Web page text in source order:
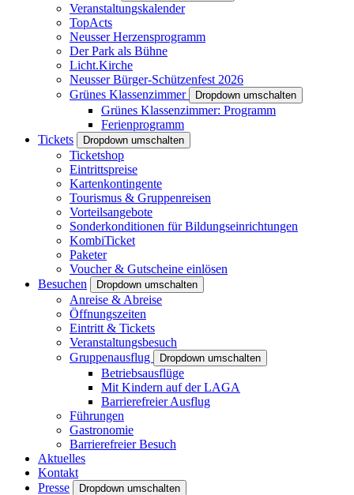
Veranstaltungskalender
TopActs
Neusser Herzensprogramm
Der Park als Bühne
Licht.Kirche
Neusser Bürger-Schützenfest 2026
Grünes Klassenzimmer
Dropdown umschalten
Grünes Klassenzimmer: Programm
Ferienprogramm
Tickets
Dropdown umschalten
Ticketshop
Eintrittspreise
Kartenkontingente
Tourismus & Gruppenreisen
Vorteilsangebote
Sonderkonditionen für Bildungseinrichtungen
KombiTicket
Paketer
Voucher & Gutscheine einlösen
Besuchen
Dropdown umschalten
Anreise & Abreise
Öffnungszeiten
Eintritt & Tickets
Veranstaltungsbesuch
Gruppenausflug
Dropdown umschalten
Betriebsausflüge
Mit Kindern auf der LAGA
Barrierefreier Ausflug
Führungen
Gastronomie
Barrierefreier Besuch
Aktuelles
Kontakt
Presse
Dropdown umschalten